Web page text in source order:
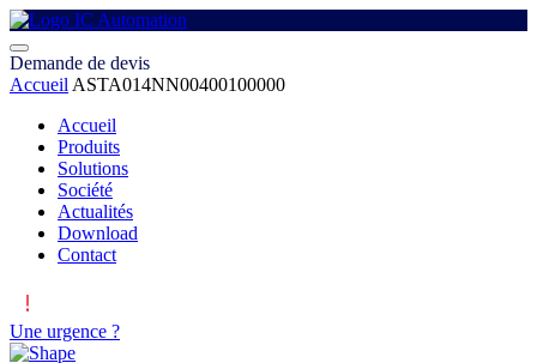
Demande de devis
Accueil ASTA014NN00400100000
Accueil
Produits
Solutions
Société
Actualités
Download
Contact
Une urgence ?